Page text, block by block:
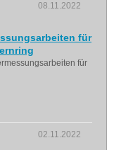
08.11.2022
für
für
02.11.2022